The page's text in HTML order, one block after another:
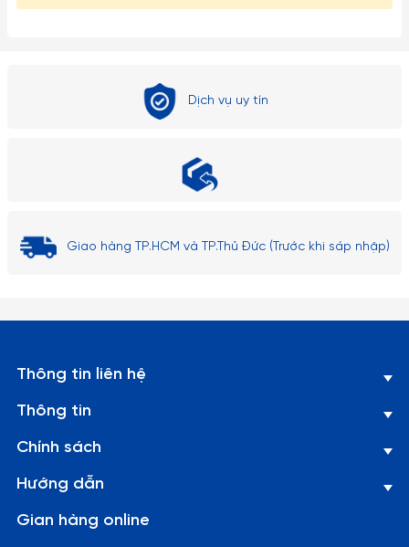
Dịch vụ uy tín
Giao hàng TP.HCM và TP.Thủ Đức (Trước khi sáp nhập)
Thông tin liên hệ
Thông tin
Chính sách
Hướng dẫn
Gian hàng online